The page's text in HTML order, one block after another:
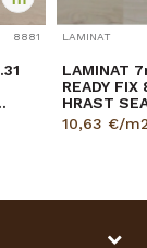
8881 LAMINAT
LAMINAT 7mm/Kl.31
READY
HRAST
p=2,4672
10,63 €/